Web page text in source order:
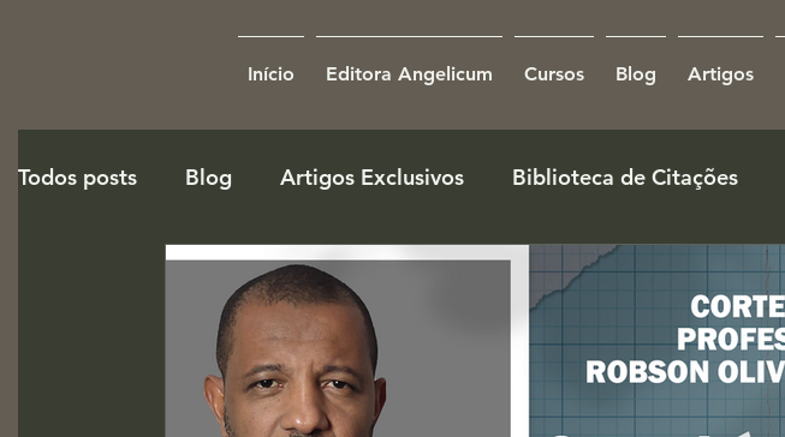
Início Editora Angelicum Cursos Blog Artigos
Todos posts Blog Artigos Exclusivos Biblioteca de Citações